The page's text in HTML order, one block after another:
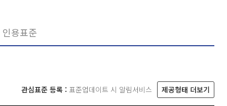
인용표준
관심표준 등록 : 표준업데이트 시 알림서비스 제공형태 더보기